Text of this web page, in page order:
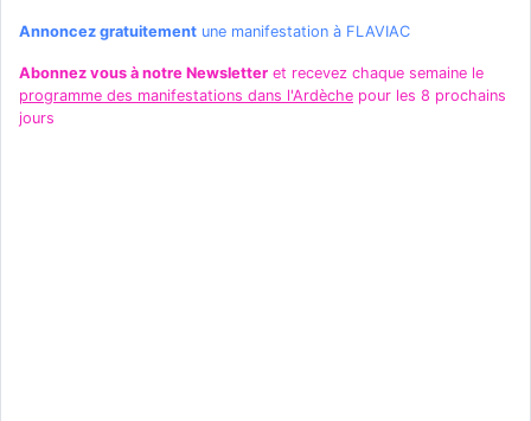
Annoncez gratuitement une manifestation à FLAVIAC
Abonnez vous à notre Newsletter et recevez chaque semaine le
programme des manifestations dans l'Ardèche pour les 8 prochains
jours